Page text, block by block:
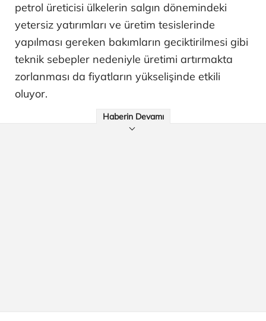
petrol üreticisi ülkelerin salgın dönemindeki
yetersiz yatırımları ve üretim tesislerinde
yapılması gereken bakımların geciktirilmesi gibi
teknik sebepler nedeniyle üretimi artırmakta
zorlanması da fiyatların yükselişinde etkili
oluyor.
Haberin Devamı